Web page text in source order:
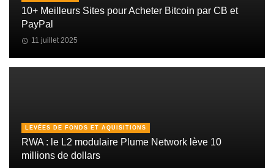
10+ Meilleurs Sites pour Acheter Bitcoin par CB et
PayPal
11 juillet 2025
LEVÉES DE FONDS ET AQUISITIONS
RWA : le L2 modulaire Plume Network lève 10
millions de dollars